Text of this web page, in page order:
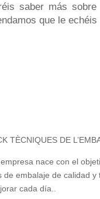
saber más
que le
TÈCNIQUES DE
nace con el
de embalaje de calidad y
cada día..